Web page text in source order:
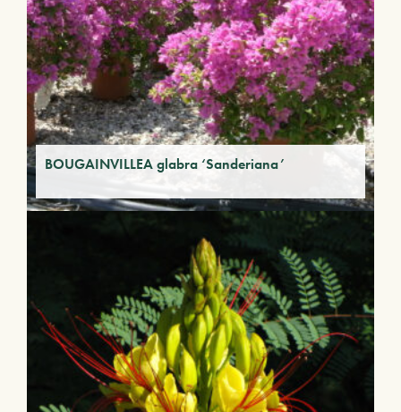
BOUGAINVILLEA glabra ‘Sanderiana’